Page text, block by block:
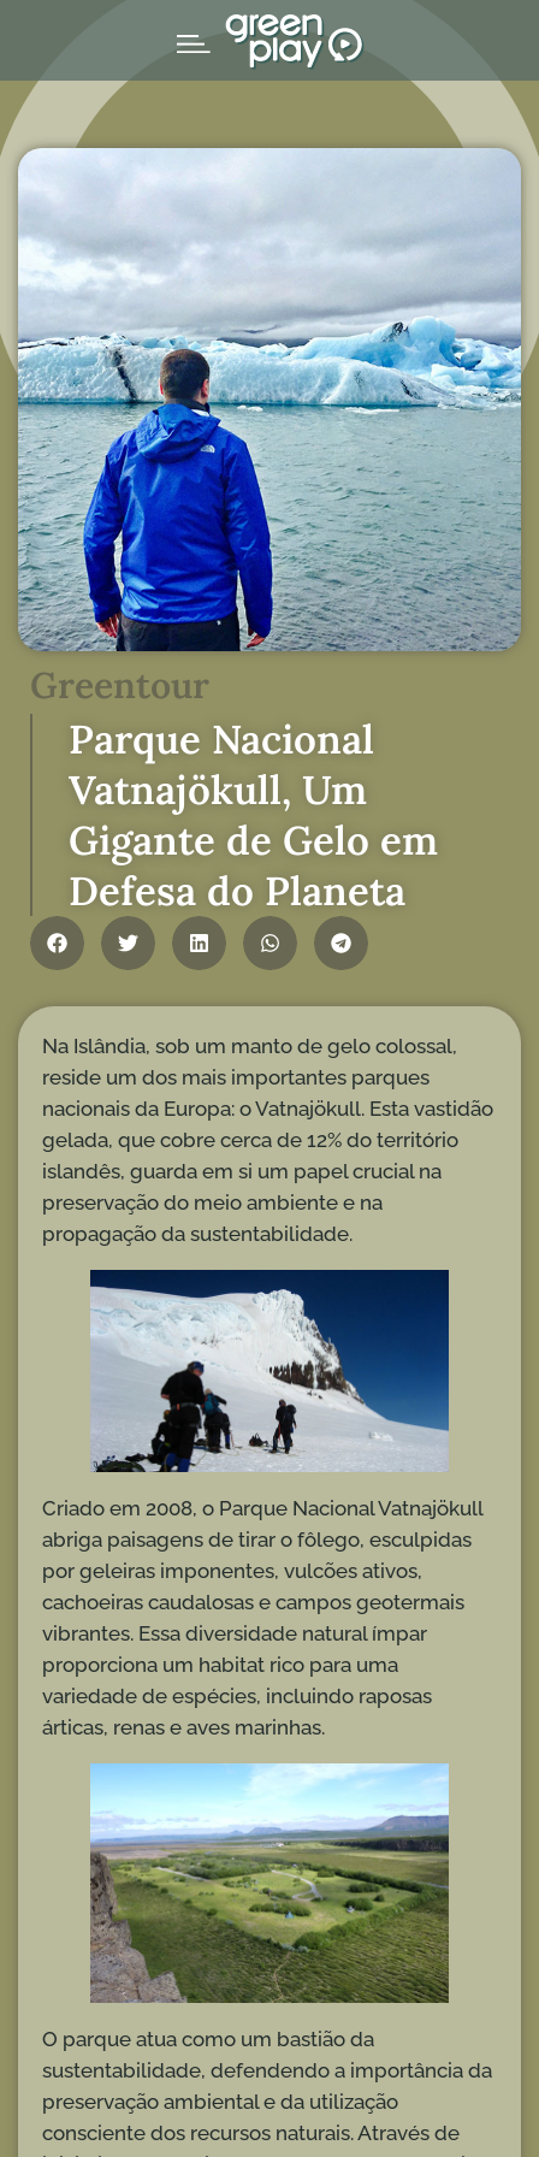
Greentour
Parque Nacional
Vatnajökull, Um
Gigante de Gelo em
Defesa do Planeta
Na Islândia, sob um manto de gelo colossal,
reside um dos mais importantes parques
nacionais da Europa: o Vatnajökull. Esta vastidão
gelada, que cobre cerca de 12% do território
islandês, guarda em si um papel crucial na
preservação do meio ambiente e na
propagação da sustentabilidade.
Criado em 2008, o Parque Nacional Vatnajökull
abriga paisagens de tirar o fôlego, esculpidas
por geleiras imponentes, vulcões ativos,
cachoeiras caudalosas e campos geotermais
vibrantes. Essa diversidade natural ímpar
proporciona um habitat rico para uma
variedade de espécies, incluindo raposas
árticas, renas e aves marinhas.
O parque atua como um bastião da
sustentabilidade, defendendo a importância da
preservação ambiental e da utilização
consciente dos recursos naturais. Através de